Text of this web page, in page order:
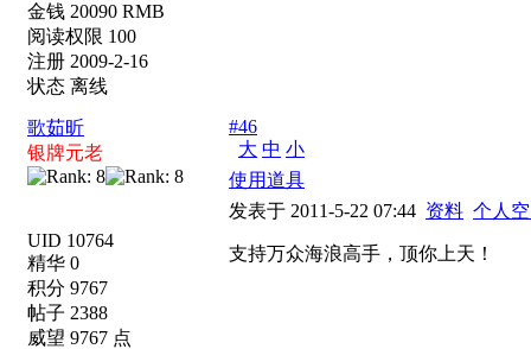
金钱 20090 RMB
阅读权限 100
注册 2009-2-16
状态 离线
歌茹昕
银牌元老
UID 10764
精华 0
积分 9767
帖子 2388
威望 9767 点
#46
大 中 小
使用道具
发表于 2011-5-22 07:44 资料 个人
支持万众海浪高手，顶你上天！